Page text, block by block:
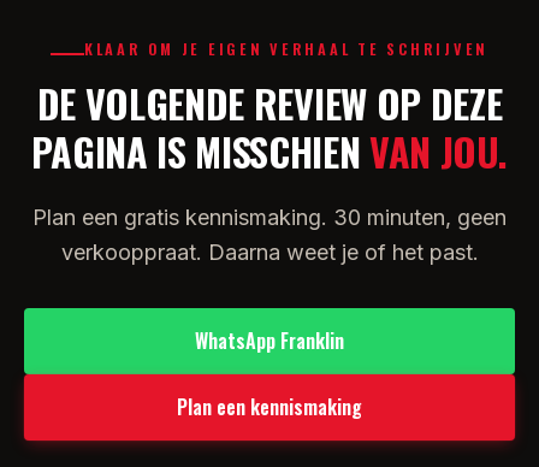
KLAAR OM JE EIGEN VERHAAL TE SCHRIJVEN
DE VOLGENDE REVIEW OP DEZE
PAGINA IS MISSCHIENVAN JOU.
Plan een gratis kennismaking. 30 minuten, geen
verkooppraat. Daarna weet je of het past.
WhatsApp Franklin
Plan een kennismaking